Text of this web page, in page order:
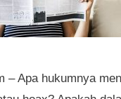
– Apa hukumnya